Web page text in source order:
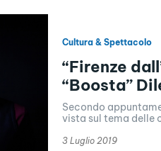
Cultura & Spettacolo
“Firenze
“Boosta”
Secondo
vista sul tema delle
3 Luglio 2019